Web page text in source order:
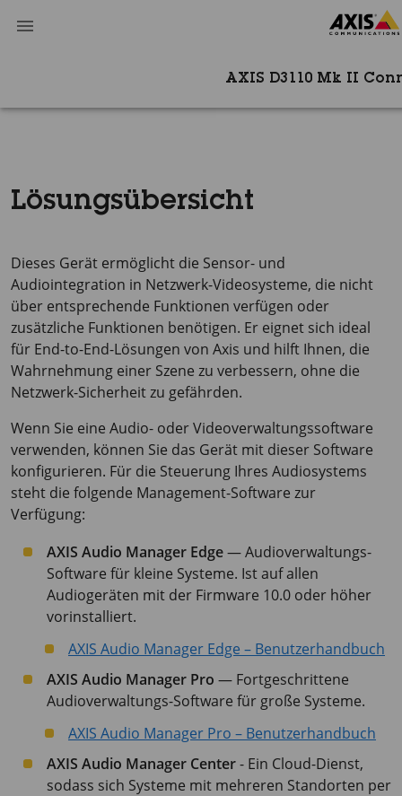
AXIS D3110 Mk II
Lösungsübersicht
Dieses Gerät ermöglicht die Sensor- und
Audiointegration in Netzwerk-Videosysteme, die nicht
über entsprechende Funktionen verfügen oder
zusätzliche Funktionen benötigen. Er eignet sich ideal
für End-to-End-Lösungen von Axis und hilft Ihnen, die
Wahrnehmung einer Szene zu verbessern, ohne die
Netzwerk-Sicherheit zu gefährden.
Wenn Sie eine Audio- oder Videoverwaltungssoftware
verwenden, können Sie das Gerät mit dieser Software
konfigurieren. Für die Steuerung Ihres Audiosystems
steht die folgende Management-Software zur
Verfügung:
AXIS Audio Manager Edge— Audioverwaltungs-
Software für kleine Systeme. Ist auf allen
Audiogeräten mit der Firmware 10.0 oder höher
vorinstalliert.
AXIS Audio Manager Edge – Benutzerhandbuch
AXIS Audio Manager Pro — Fortgeschrittene
Audioverwaltungs-Software für große Systeme.
AXIS Audio Manager Pro – Benutzerhandbuch
AXIS Audio Manager Center- Ein Cloud-Dienst,
sodass sich Systeme mit mehreren Standorten per